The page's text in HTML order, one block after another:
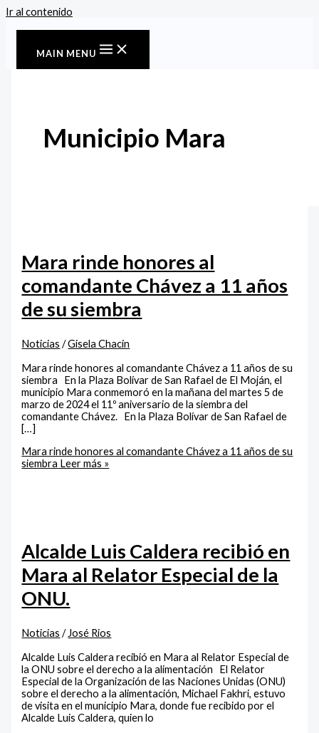
Ir al contenido
MAIN MENU
Municipio Mara
Mara rinde honores al
comandante Chávez a 11 años
de su siembra
Noticias /Gisela Chacin
Mara rinde honores al comandante Chávez a 11 años de su
siembra En la Plaza Bolívar de San Rafael de El Moján, el
municipio Mara conmemoró en la mañana del martes 5 de
marzo de 2024 el 11º aniversario de la siembra del
comandante Chávez. En la Plaza Bolívar de San Rafael de
[…]
Mara rinde honores al comandante Chávez a 11 años de su
siembra Leer más »
Alcalde Luis Caldera recibió en
Mara al Relator Especial de la
ONU.
Noticias / José Rios
Alcalde Luis Caldera recibió en Mara al Relator Especial de
la ONU sobre el derecho a la alimentación El Relator
Especial de la Organización de las Naciones Unidas (ONU)
sobre el derecho a la alimentación, Michael Fakhri, estuvo
de visita en el municipio Mara, donde fue recibido por el
Alcalde Luis Caldera, quien lo